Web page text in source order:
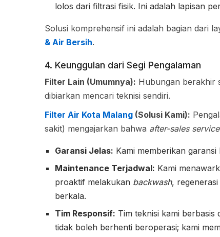
lolos dari filtrasi fisik. Ini adalah lapisan
Solusi komprehensif ini adalah bagian dari
& Air Bersih.
4. Keunggulan dari Segi Pengalaman
Filter Lain (Umumnya): Hubungan berakhir
dibiarkan mencari teknisi sendiri.
Filter Air Kota Malang (Solusi Kami):
sakit) mengajarkan bahwa after-sales service
Garansi Jelas: Kami memberikan
Maintenance Terjadwal: Kami
proaktif melakukan backwash,
berkala.
Tim Responsif: Tim teknisi kami berbasis
tidak boleh berhenti beroperasi; kami